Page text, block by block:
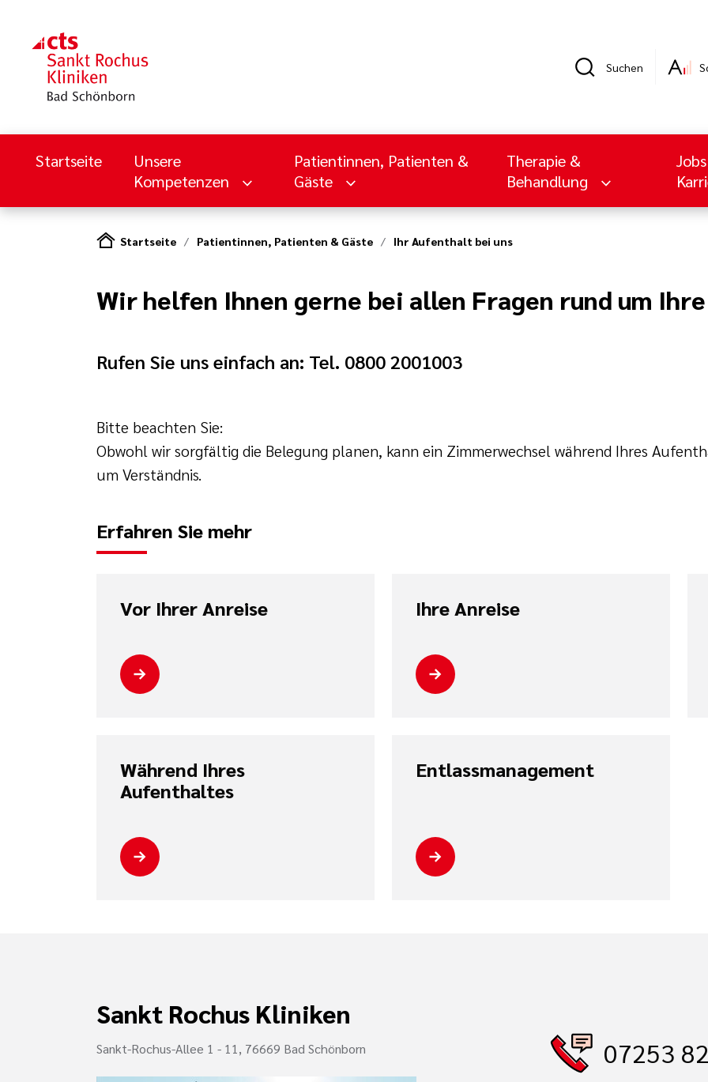
Suchen
Startseite
Unsere
Kompetenzen
Patientinnen, Patienten &
Gäste
Therapie &
Behandlung
Startseite Patientinnen, Patienten & Gäste Ihr Aufenthalt bei uns
Wir helfen Ihnen gerne bei allen Fragen rund um Ihre
Rufen Sie uns einfach an: Tel. 0800 2001003
Bitte beachten Sie:
Obwohl wir sorgfältig die Belegung planen, kann ein Zimmerwechsel während Ihres
um Verständnis.
Erfahren Sie mehr
Vor Ihrer Anreise Ihre Anreise
Während Ihres
Aufenthaltes
Entlassmanagement
Sankt Rochus Kliniken
Sankt-Rochus-Allee 1 - 11, 76669 Bad Schönborn 07253